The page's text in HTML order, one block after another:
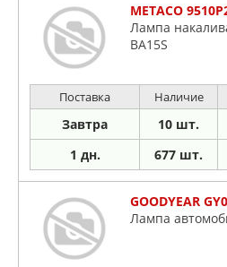
METACO
Лампа
BA15S
Поставка Наличие
Завтра 10 шт.
1 дн. 677 шт.
GOODYEAR
Лампа